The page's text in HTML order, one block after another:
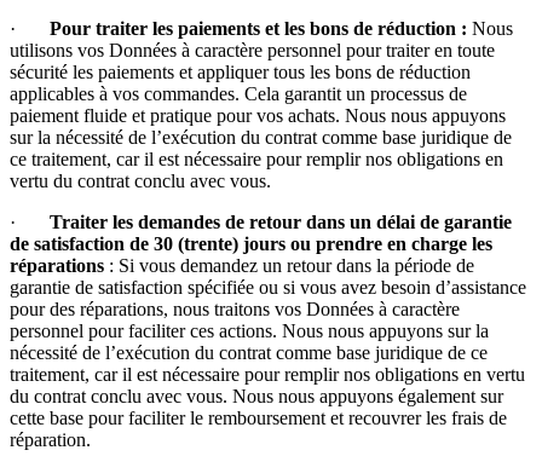
· Pour traiter les paiements et les bons de réduction : Nous
utilisons vos Données à caractère personnel pour traiter en toute
sécurité les paiements et appliquer tous les bons de réduction
applicables à vos commandes. Cela garantit un processus de
paiement fluide et pratique pour vos achats. Nous nous appuyons
sur la nécessité de l’exécution du contrat comme base juridique de
ce traitement, car il est nécessaire pour remplir nos obligations en
vertu du contrat conclu avec vous.
· Traiter les demandes de retour dans un délai de garantie
de satisfaction de 30 (trente) jours ou prendre en charge les
réparations : Si vous demandez un retour dans la période de
garantie de satisfaction spécifiée ou si vous avez besoin d’assistance
pour des réparations, nous traitons vos Données à caractère
personnel pour faciliter ces actions. Nous nous appuyons sur la
nécessité de l’exécution du contrat comme base juridique de ce
traitement, car il est nécessaire pour remplir nos obligations en vertu
du contrat conclu avec vous. Nous nous appuyons également sur
cette base pour faciliter le remboursement et recouvrer les frais de
réparation.